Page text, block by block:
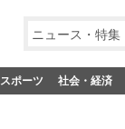
ニュース・特集
スポーツ 社会・経済